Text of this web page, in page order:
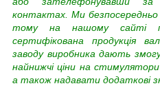
контактах. Ми безпосередньо
тому на нашому сайті
сертифікована продукція
заводу виробника дають
найнижчі ціни на
а також надавати додаткові